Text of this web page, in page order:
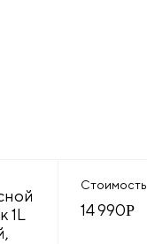
1L
Стоимость
14 990Р